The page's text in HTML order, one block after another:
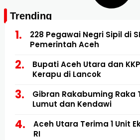
Trending
228 Pegawai Negri Sipil di
Pemerintah Aceh
Bupati Aceh Utara dan
Kerapu di Lancok
Gibran Rakabuming Raka
Lumut dan Kendawi
Aceh Utara Terima 1 Unit
RI